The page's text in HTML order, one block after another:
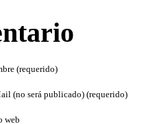
(requerido)
(no será publicado) (requerido)
web